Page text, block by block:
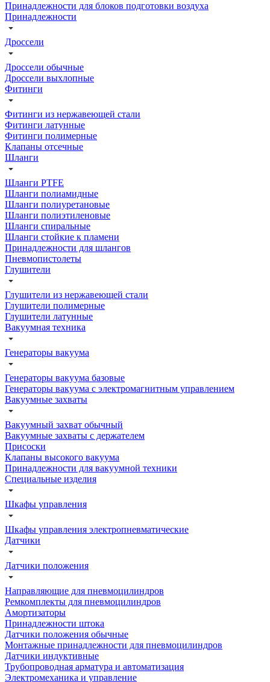
Принадлежности для блоков подготовки воздуха
Принадлежности
Дроссели
Дроссели обычные
Дроссели выхлопные
Фитинги
Фитинги из нержавеющей стали
Фитинги латунные
Фитинги полимерные
Клапаны отсечные
Шланги
Шланги PTFE
Шланги полиамидные
Шланги полиуретановые
Шланги полиэтиленовые
Шланги спиральные
Шланги стойкие к пламени
Принадлежности для шлангов
Пневмопистолеты
Глушители
Глушители из нержавеющей стали
Глушители полимерные
Глушители латунные
Вакуумная техника
Генераторы вакуума
Генераторы вакуума базовые
Генераторы вакуума с электромагнитным управлением
Вакуумные захваты
Вакуумный захват обычный
Вакуумные захваты с держателем
Присоски
Клапаны высокого вакуума
Принадлежности для вакуумной техники
Специальные изделия
Шкафы управления
Шкафы управления электропневматические
Датчики
Датчики положения
Направляющие для пневмоцилиндров
Ремкомплекты для пневмоцилиндров
Амортизаторы
Принадлежности штока
Датчики положения обычные
Монтажные принадлежности для пневмоцилиндров
Датчики индуктивные
Трубопроводная арматура и автоматизация
Электромеханика и управление